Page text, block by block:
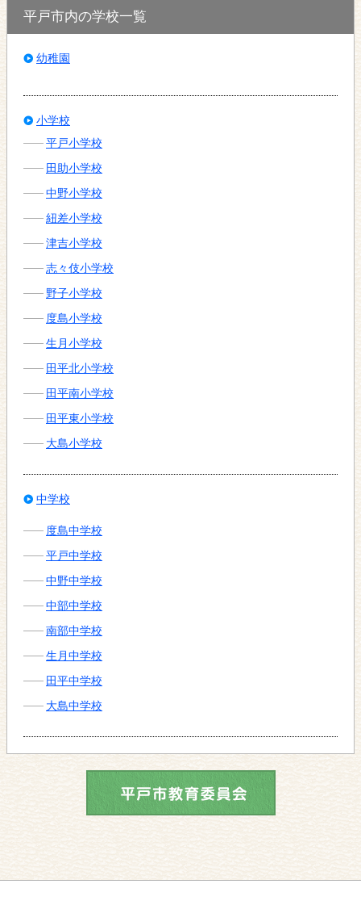
平戸市内の学校一覧
幼稚園
小学校
平戸小学校
田助小学校
中野小学校
紐差小学校
津吉小学校
志々伎小学校
野子小学校
度島小学校
生月小学校
田平北小学校
田平南小学校
田平東小学校
大島小学校
中学校
度島中学校
平戸中学校
中野中学校
中部中学校
南部中学校
生月中学校
田平中学校
大島中学校